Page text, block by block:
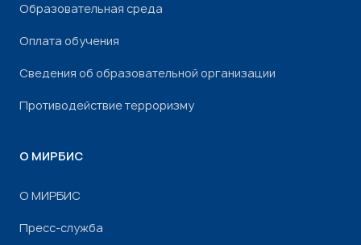
Образовательная среда
Оплата обучения
Сведения об образовательной организации
Противодействие терроризму
О МИРБИС
О МИРБИС
Пресс-служба